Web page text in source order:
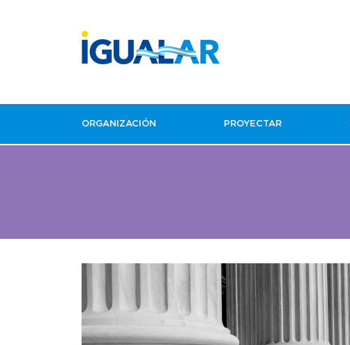
ORGANIZACIÓN PROYECTAR